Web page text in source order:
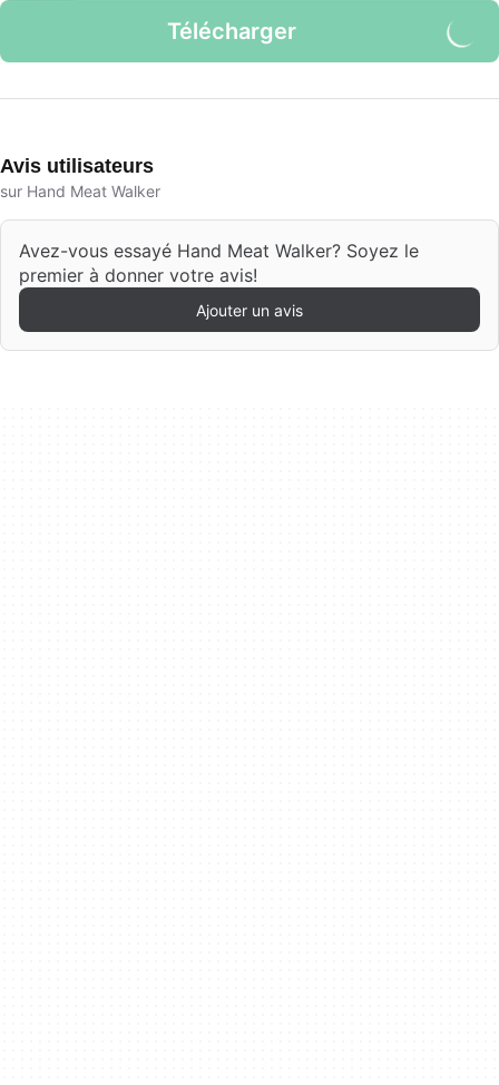
Télécharger
Avis utilisateurs
sur Hand Meat Walker
Avez-vous essayé Hand Meat Walker? Soyez le
premier à donner votre avis!
Ajouter un avis